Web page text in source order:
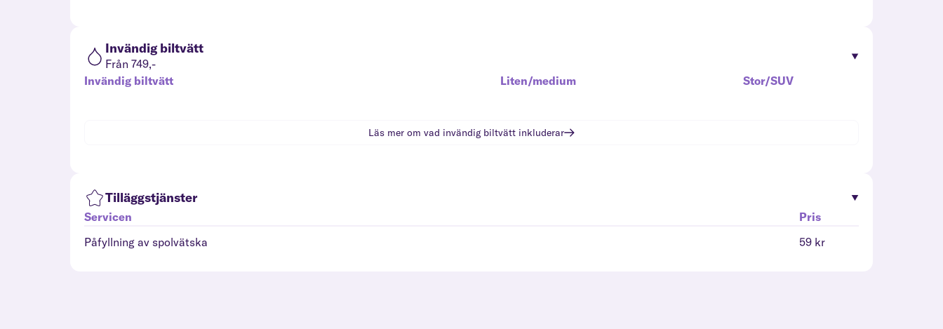
Invändig biltvätt
Från 749,-
Invändig biltvätt
Liten/medium Stor/SUV
Läs mer om vad invändig biltvätt inkluderar
Tilläggstjänster
Servicen
Pris
Påfyllning av spolvätska
59 kr